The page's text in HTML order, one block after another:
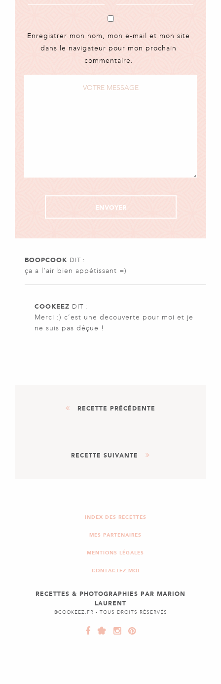
Enregistrer mon nom, mon e-mail et mon site
dans le navigateur pour mon prochain
commentaire.
BOOPCOOK DIT :
ça a l’air bien appétissant =)
COOKEEZ DIT :
Merci :) c’est une decouverte pour moi et je
ne suis pas déçue !
RECETTE PRÉCÉDENTE
TARTE À LA RHUBARBE
RECETTE SUIVANTE
INDEX DES RECETTES
MES PARTENAIRES
MENTIONS LÉGALES
CONTACTEZ-MOI
RECETTES & PHOTOGRAPHIES PAR MARION
LAURENT
©COOKEEZ.FR - TOUS DROITS RÉSERVÉS